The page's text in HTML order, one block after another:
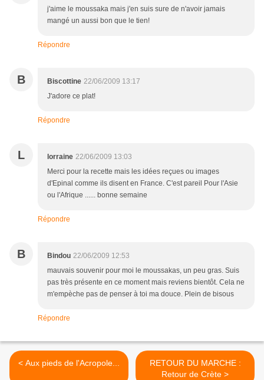
j'aime le moussaka mais j'en suis sure de n'avoir jamais
mangé un aussi bon que le tien!
Répondre
B Biscottine 22/06/2009 13:17
J'adore ce plat!
Répondre
L lorraine 22/06/2009 13:03
Merci pour la recette mais les idées reçues ou images
d'Epinal comme ils disent en France. C'est pareil Pour l'Asie
ou l'Afrique ...... bonne semaine
Répondre
B Bindou 22/06/2009 12:53
mauvais souvenir pour moi le moussakas, un peu gras. Suis
pas très présente en ce moment mais reviens bientôt. Cela ne
m'empèche pas de penser à toi ma douce. Plein de bisous
Répondre
< Aux pieds de l'Acropole...
RETOUR DU MARCHE :
Retour de Crète >